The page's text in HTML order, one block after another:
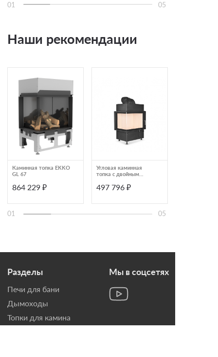
01 05
Наши рекомендации
Каминная топка EKKO
GL 67
864 229 ₽
Угловая каминная
топка с двойным
чистого стекла Schmid
497 796 ₽
01 05
Разделы
Печи для бани
Дымоходы
Топки для камина
Мы в соцсетях